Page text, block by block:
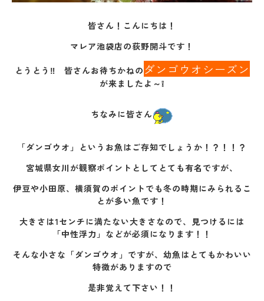
皆さん！こんにちは！
マレア池袋店の荻野開斗です！
とうとう‼ 皆さんお待ちかねの ダンゴウオシーズン
が来ましたよ～❕
ちなみに皆さん
「ダンゴウオ」というお魚はご存知でしょうか！？！！？
宮城県女川が観察ポイントとしてとても有名ですが、
伊豆や小田原、横須賀のポイントでも冬の時期にみられるこ
とが多い魚です！
大きさは1センチに満たない大きさなので、見つけるには
「中性浮力」などが必須になります！！
そんな小さな「ダンゴウオ」ですが、幼魚はとてもかわいい
特徴がありますので
是非覚えて下さい！！